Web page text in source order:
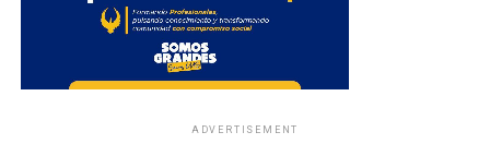
ADVERTISEMENT